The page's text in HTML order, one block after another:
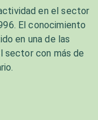
en el sector
El conocimiento
en una de las
sector con más de